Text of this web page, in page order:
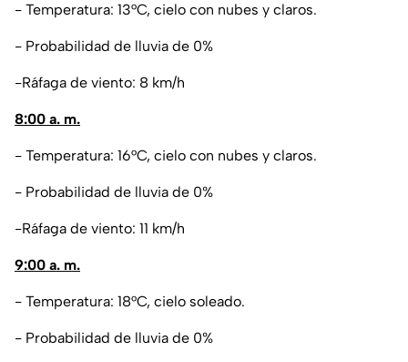
- Temperatura: 13°C, cielo con nubes y claros.
- Probabilidad de lluvia de 0%
-Ráfaga de viento: 8 km/h
8:00 a. m.
- Temperatura: 16°C, cielo con nubes y claros.
- Probabilidad de lluvia de 0%
-Ráfaga de viento: 11 km/h
9:00 a. m.
- Temperatura: 18°C, cielo soleado.
- Probabilidad de lluvia de 0%